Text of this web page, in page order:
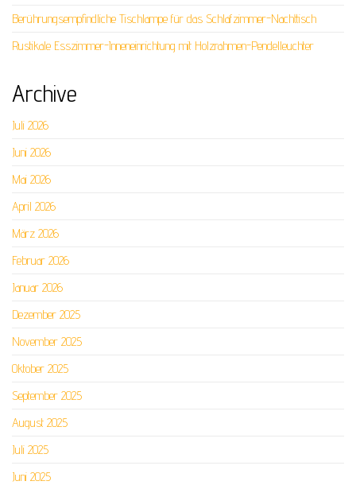
Berührungsempfindliche Tischlampe für das Schlafzimmer-Nachttisch
Rustikale Esszimmer-Inneneinrichtung mit Holzrahmen-Pendelleuchter
Archive
Juli 2026
Juni 2026
Mai 2026
April 2026
März 2026
Februar 2026
Januar 2026
Dezember 2025
November 2025
Oktober 2025
September 2025
August 2025
Juli 2025
Juni 2025